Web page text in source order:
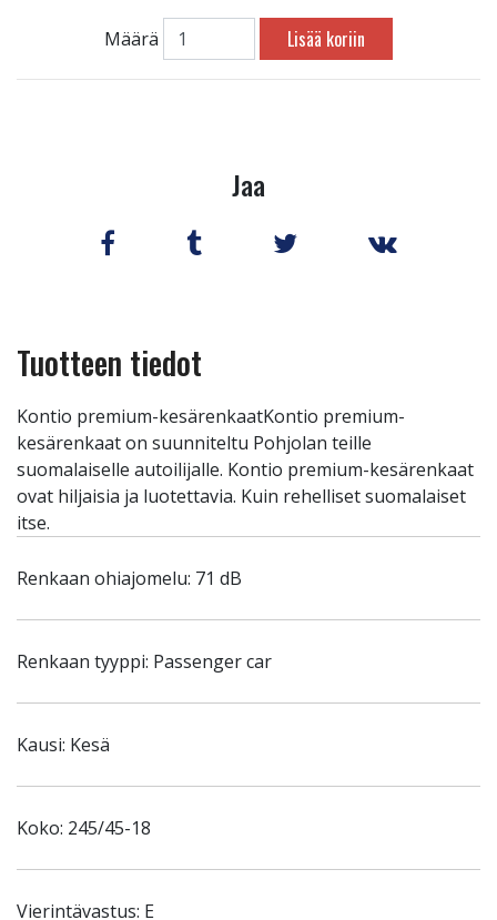
Määrä Lisää koriin
Jaa
Tuotteen tiedot
Kontio premium-kesärenkaatKontio premium-
kesärenkaat on suunniteltu Pohjolan teille
suomalaiselle autoilijalle. Kontio premium-kesärenkaat
ovat hiljaisia ja luotettavia. Kuin rehelliset suomalaiset
itse.
Renkaan ohiajomelu: 71 dB
Renkaan tyyppi: Passenger car
Kausi: Kesä
Koko: 245/45-18
Vierintävastus: E